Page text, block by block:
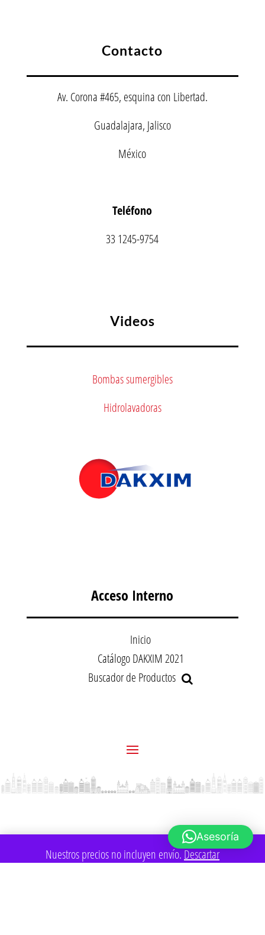
Nuestros precios no incluyen envío. Descartar
Contacto
Av. Corona #465, esquina con Libertad.
Guadalajara, Jalisco
México
Teléfono
33 1245-9754
Videos
Bombas sumergibles
Hidrolavadoras
Acceso Interno
Inicio
Catálogo DAKXIM 2021
Buscador de Productos
Asesoría